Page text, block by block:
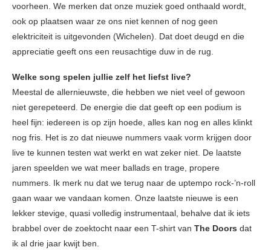
voorheen. We merken dat onze muziek goed onthaald wordt,
ook op plaatsen waar ze ons niet kennen of nog geen
elektriciteit is uitgevonden (Wichelen). Dat doet deugd en die
appreciatie geeft ons een reusachtige duw in de rug.
Welke song spelen jullie zelf het liefst live?
Meestal de allernieuwste, die hebben we niet veel of gewoon
niet gerepeteerd. De energie die dat geeft op een podium is
heel fijn: iedereen is op zijn hoede, alles kan nog en alles klinkt
nog fris. Het is zo dat nieuwe nummers vaak vorm krijgen door
live te kunnen testen wat werkt en wat zeker niet. De laatste
jaren speelden we wat meer ballads en trage, propere
nummers. Ik merk nu dat we terug naar de uptempo rock-’n-roll
gaan waar we vandaan komen. Onze laatste nieuwe is een
lekker stevige, quasi volledig instrumentaal, behalve dat ik iets
brabbel over de zoektocht naar een T-shirt van The Doors dat
ik al drie jaar kwijt ben.